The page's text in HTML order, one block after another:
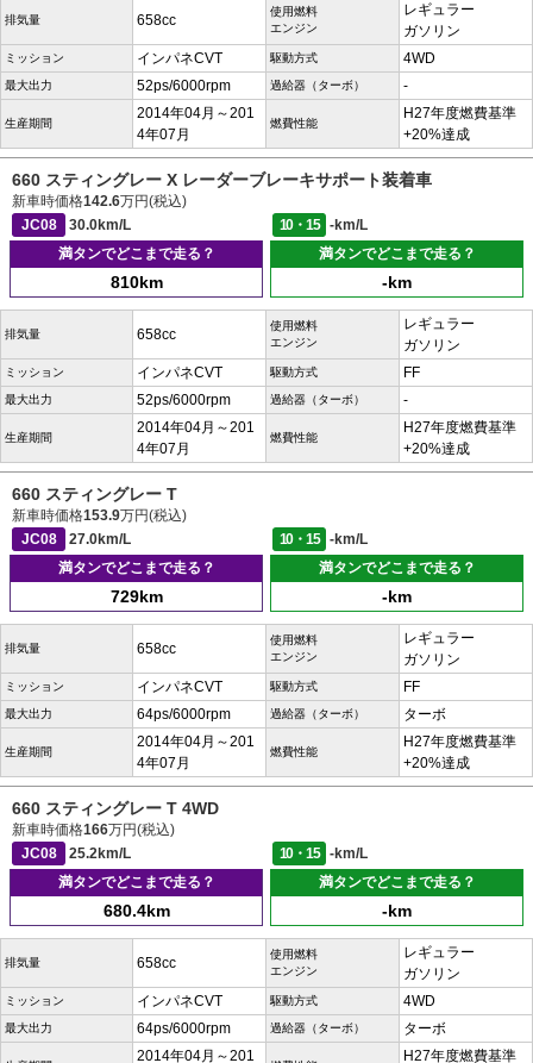
排気量 658cc
使用燃料
エンジン
レギュラー
ガソリン
ミッション インパネCVT 駆動方式 4WD
最大出力 52ps/6000rpm 過給器（ターボ） -
生産期間
2014年04月～201
4年07月
燃費性能
H27年度燃費基準
+20%達成
660 スティングレー X レーダーブレーキサポート装着車
新車時価格142.6万円(税込)
JC08
30.0km/L 10・15
-km/L
満タンでどこまで走る？
810km
満タンでどこまで走る？
-km
排気量 658cc
使用燃料
エンジン
レギュラー
ガソリン
ミッション インパネCVT 駆動方式 FF
最大出力 52ps/6000rpm 過給器（ターボ） -
生産期間
2014年04月～201
4年07月
燃費性能
H27年度燃費基準
+20%達成
660 スティングレー T
新車時価格153.9万円(税込)
JC08
27.0km/L 10・15
-km/L
満タンでどこまで走る？
729km
満タンでどこまで走る？
-km
排気量 658cc
使用燃料
エンジン
レギュラー
ガソリン
ミッション インパネCVT 駆動方式 FF
最大出力 64ps/6000rpm 過給器（ターボ） ターボ
生産期間
2014年04月～201
4年07月
燃費性能
H27年度燃費基準
+20%達成
660 スティングレー T 4WD
新車時価格166万円(税込)
JC08
25.2km/L 10・15
-km/L
満タンでどこまで走る？
680.4km
満タンでどこまで走る？
-km
排気量 658cc
使用燃料
エンジン
レギュラー
ガソリン
ミッション インパネCVT 駆動方式 4WD
最大出力 64ps/6000rpm 過給器（ターボ） ターボ
2014年04月～201 H27年度燃費基準